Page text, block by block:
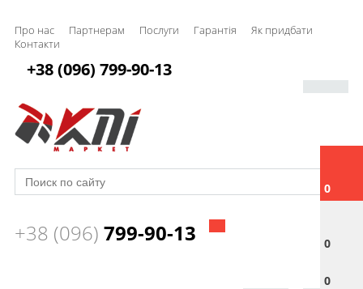
Про нас Партнерам Послуги Гарантія
Як придбати
Контакти
0
0
0
+38 (096) 799-90-13
+38 (096) 799-90-13